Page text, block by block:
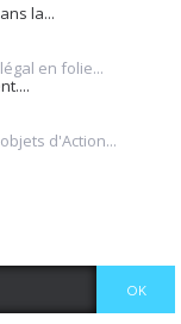
la...
en folie...
d'Action...